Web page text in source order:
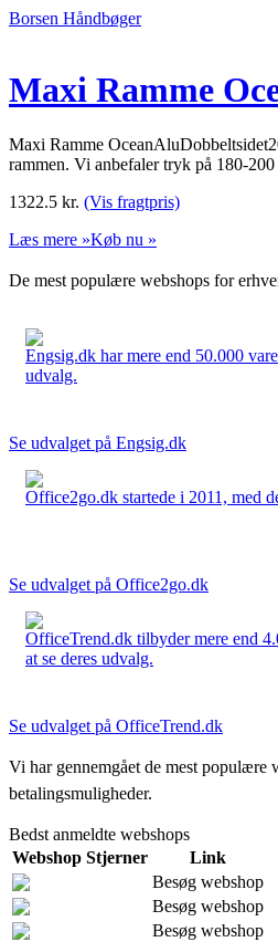
Borsen Håndbøger
Maxi Ramme
Maxi Ramme
rammen. Vi anbefaler tryk på 180-
1322.5 kr. (Vis fragtpris)
Læs mere »Køb nu »
De mest populære webshops for
Engsig.dk har mere end 50.000
udvalg.
Se udvalget på Engsig.dk
Office2go.dk startede i 2011, med
Se udvalget på Office2go.dk
OfficeTrend.dk tilbyder mere end
at se deres udvalg.
Se udvalget på OfficeTrend.dk
Vi har gennemgået de mest populære
betalingsmuligheder.
Bedst anmeldte webshops
Webshop Stjerner
Link
Besøg webshop
Besøg webshop
Besøg webshop